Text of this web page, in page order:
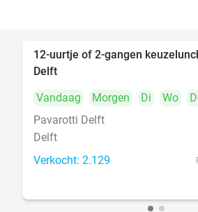
12-uurtje of 2-gangen
Delft
Vandaag
Morgen Di Wo
Pavarotti Delft
Delft
Verkocht: 2.129